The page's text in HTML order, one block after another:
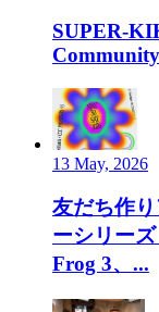
SUPER-
13 May, 2026
友だち作
ーシリー
Frog 3、...